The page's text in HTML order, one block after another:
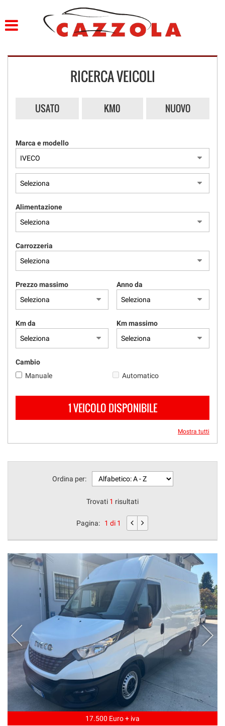
GARANZIA 12 MESI
FINANZIAMENTI
CONSEGNA IMEDDIATA
PREPARAZIONE VETTURE
RICEVIMENTO CLIENTI
ACQUISTIAMO USATO
ASSISTENZA
CONTATTI
RICERCA VEICOLI
USATO KM0 NUOVO
Marca e modello
Alimentazione
Carrozzeria
Prezzo massimo Anno da
Km da Km massimo
Cambio
Manuale
Automatico
1 VEICOLO DISPONIBILE
Mostra tutti
Ordina per:
Trovati 1 risultati
Pagina: 1 di 1
17.500 Euro + iva